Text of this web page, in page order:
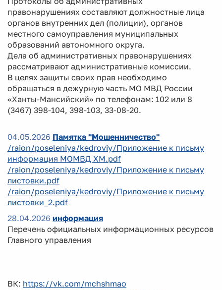
правонарушениях составляют должностные лица
органов внутренних дел (полиции), органов
местного самоуправления муниципальных
образований автономного округа.
Дела об административных правонарушениях
рассматривают административные комиссии.
В целях защиты своих прав необходимо
обращаться в дежурную часть МО МВД России
«Ханты-Мансийский» по телефонам: 102 или 8
(3467) 398-104, 398-103, 33-08-20.
04.05.2026 Памятка "Мошенничество"
/raion/poseleniya/kedroviy/Приложение к письму
информация МОМВД ХМ.pdf
/raion/poseleniya/kedroviy/Приложение к письму
листовки.pdf
/raion/poseleniya/kedroviy/Приложение к письму
листовки_2.pdf
28.04.2026 информация
Перечень официальных информационных ресурсов
Главного управления
ВК: https://vk.com/mchshmao